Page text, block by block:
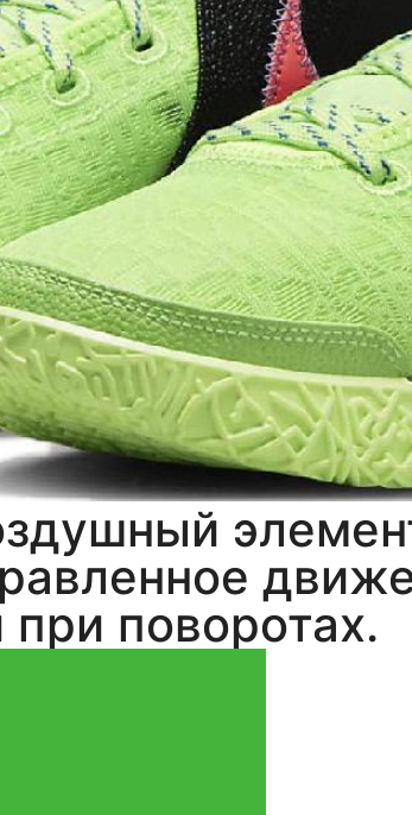
поворотах.